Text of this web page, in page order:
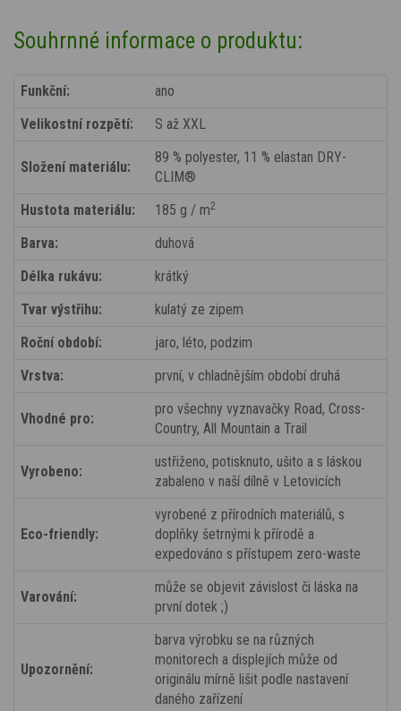
Souhrnné informace o produktu:
Funkční:
ano
Velikostní rozpětí:
S až XXL
Složení materiálu:
89 % polyester, 11 % elastan DRY-
CLIM®
Hustota materiálu:
185 g / m2
Barva:
duhová
Délka rukávu:
krátký
Tvar výstřihu:
kulatý ze zipem
Roční období:
jaro, léto, podzim
Vrstva:
první, v chladnějším období druhá
Vhodné pro:
pro všechny vyznavačky Road, Cross-
Country, All Mountain a Trail
Vyrobeno:
ustřiženo, potisknuto, ušito a s láskou
zabaleno v naší dílně v Letovicích
Eco-friendly:
vyrobené z přírodních materiálů, s
doplňky šetrnými k přírodě a
expedováno s přístupem zero-waste
Varování:
může se objevit závislost či láska na
první dotek ;)
Upozornění:
barva výrobku se na různých
monitorech a displejích může od
originálu mírně lišit podle nastavení
daného zařízení